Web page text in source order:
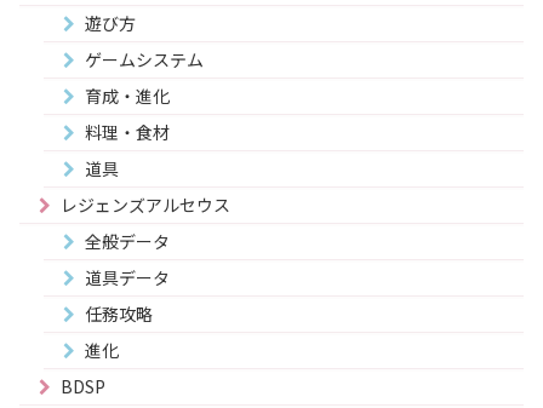
遊び方
ゲームシステム
育成・進化
料理・食材
道具
レジェンズアルセウス
全般データ
道具データ
任務攻略
進化
BDSP